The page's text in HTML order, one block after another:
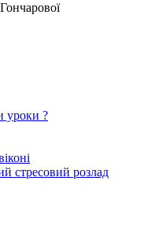
уроки ?
стресовий розлад